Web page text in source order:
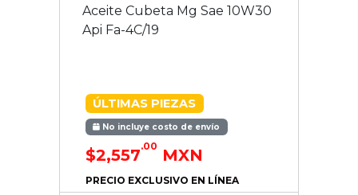
Aceite Cubeta Mg Sae 10W30
Api Fa-4C/19
ÚLTIMAS PIEZAS
No incluye costo de envío
$2,557.00 MXN
PRECIO EXCLUSIVO EN LÍNEA